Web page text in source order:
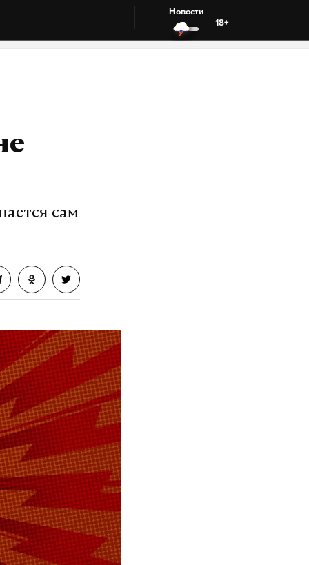
Новости
18+
сам